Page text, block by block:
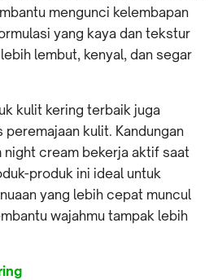
mengunci kelembapan
yang kaya dan tekstur
lembut, kenyal, dan segar
kulit kering terbaik juga
kulit. Kandungan
night cream bekerja aktif saat
produk ini ideal untuk
yang lebih cepat muncul
wajahmu tampak lebih